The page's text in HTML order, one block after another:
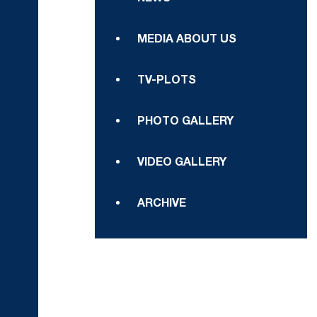
MEDIA ABOUT US
TV-PLOTS
PHOTO GALLERY
VIDEO GALLERY
ARCHIVE